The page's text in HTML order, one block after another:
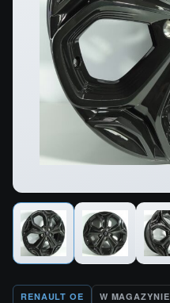
RENAULT OE W MAGAZYNIE